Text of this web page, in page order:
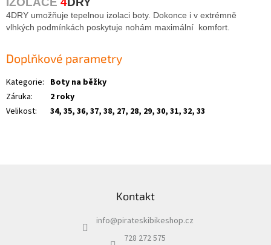
4DRY umožňuje tepelnou izolaci boty. Dokonce i v extrémně
vlhkých podmínkách poskytuje nohám maximální komfort.
Doplňkové parametry
Kategorie: Boty na běžky
Záruka:
2 roky
Velikost: 34, 35, 36, 37, 38, 27, 28, 29, 30, 31, 32, 33
Kontakt
info@pirateskibikeshop.cz
728 272 575